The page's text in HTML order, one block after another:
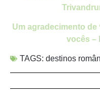
Um agradecimento
vocês –
TAGS: destinos